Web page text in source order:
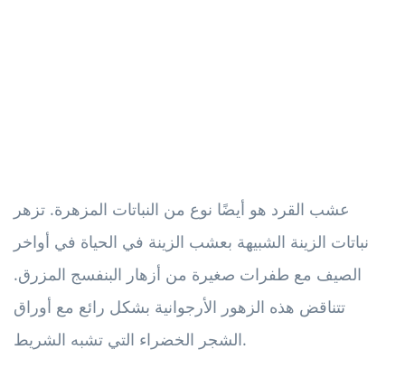
عشب القرد هو أيضًا نوع من النباتات المزهرة. تزهر
نباتات الزينة الشبيهة بعشب الزينة في الحياة في أواخر
الصيف مع طفرات صغيرة من أزهار البنفسج المزرق.
تتناقض هذه الزهور الأرجوانية بشكل رائع مع أوراق
الشجر الخضراء التي تشبه الشريط.